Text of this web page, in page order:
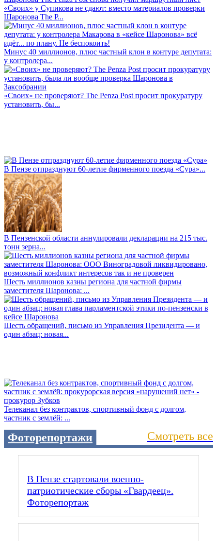
«Своих» у Супикова не сдают: вместо материалов проверки
Шаронова The P...
Минус 40 миллионов, плюс частный клон в контуре депутата:
у контролера...
«Своих» не проверяют? The Penza Post просит прокуратуру
установить, бы...
В Пензе отпразднуют 60-летие фирменного поезда «Сура»...
В Пензенской области аннулировали декларации на 215 тыс.
тонн зерна...
Шесть миллионов казны региона для частной фирмы
заместителя Шаронова: ...
Шесть обращений, письмо из Управления Президента — и
один абзац: новая...
Телеканал без контрактов, спортивный фонд с долгом,
частник с землёй: ...
Фоторепортажи Смотреть все
В Пензе стартовали военно-
патриотические сборы «Гвардеец».
Фоторепортаж